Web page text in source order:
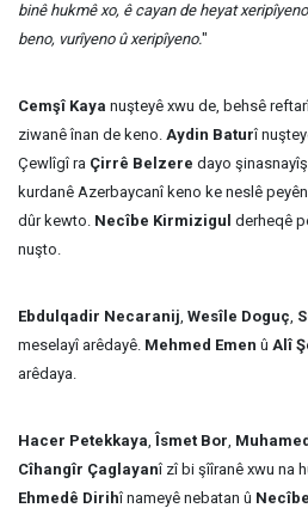
binê hukmê xo, ê cayan de heyat
beno, vurîyeno û xeripîyeno."
Cemşî Kaya nuşteyê xwu de, behsê
ziwanê înan de keno. Aydin Baturî
Çewlîgî ra Çirrê Belzere dayo
kurdanê Azerbaycanî keno ke neslê
dûr kewto. Necîbe Kirmizigul derheqê
nuşto.
Ebdulqadir Necaranij, Wesîle Doguç,
meselayî arêdayê. Mehmed Emen û Alî
arêdaya.
Hacer Petekkaya, Îsmet Bor,
Cîhangîr Çaglayanî zî bi şîîranê xwu na
Ehmedê Dirihî nameyê nebatan û